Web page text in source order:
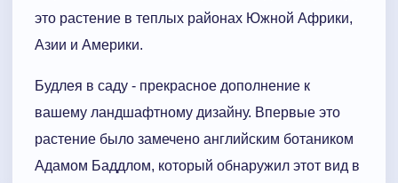
это растение в теплых районах Южной Африки,
Азии и Америки.
Будлея в саду - прекрасное дополнение к
вашему ландшафтному дизайну. Впервые это
растение было замечено английским ботаником
Адамом Баддлом, который обнаружил этот вид в